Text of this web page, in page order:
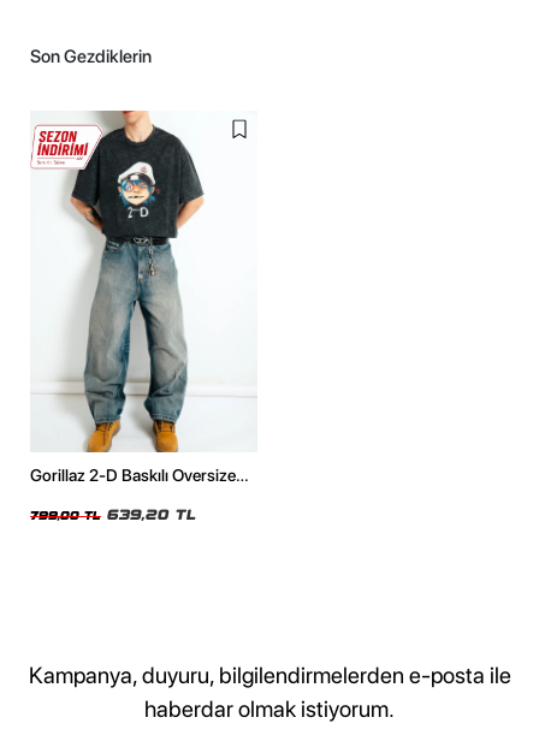
Son Gezdiklerin
Gorillaz 2-D Baskılı Oversize
799,00 TL 639,20 TL
Kampanya, duyuru, bilgilendirmelerden e-posta ile
haberdar olmak istiyorum.